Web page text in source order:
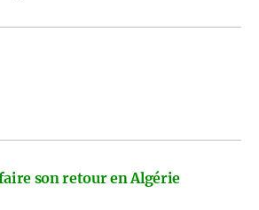
son retour en Algérie